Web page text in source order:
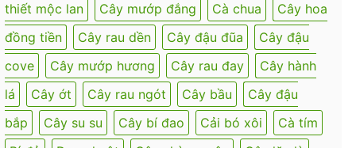
thiết mộc lan
Cây mướp đắng Cà chua
Cây hoa
đồng tiền
Cây rau dền Cây đậu đũa
Cây đậu
cove
Cây mướp hương Cây rau đay
Cây hành
lá
Cây ớt Cây rau ngót Cây bầu
Cây đậu
bắp
Cây su su Cây bí đao Cải bó xôi
Cà tím